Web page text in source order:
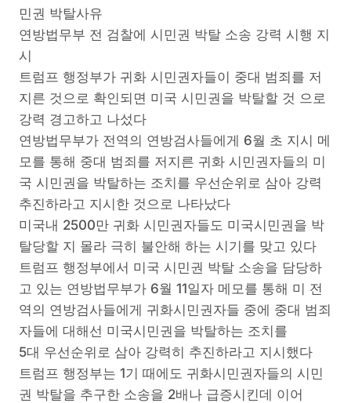
민권 박탈사유
연방법무부 전 검찰에 시민권 박탈 소송 강력 시행 지
시
트럼프 행정부가 귀화 시민권자들이 중대 범죄를 저
지른 것으로 확인되면 미국 시민권을 박탈할 것 으로
강력 경고하고 나섰다
연방법무부가 전역의 연방검사들에게 6월 초 지시 메
모를 통해 중대 범죄를 저지른 귀화 시민권자들의 미
국 시민권을 박탈하는 조치를 우선순위로 삼아 강력
추진하라고 지시한 것으로 나타났다
미국내 2500만 귀화 시민권자들도 미국시민권을 박
탈당할 지 몰라 극히 불안해 하는 시기를 맞고 있다
트럼프 행정부에서 미국 시민권 박탈 소송을 담당하
고 있는 연방법무부가 6월 11일자 메모를 통해 미 전
역의 연방검사들에게 귀화시민권자들 중에 중대 범죄
자들에 대해선 미국시민권을 박탈하는 조치를
5대 우선순위로 삼아 강력히 추진하라고 지시했다
트럼프 행정부는 1기 때에도 귀화시민권자들의 시민
권 박탈을 추구한 소송을 2배나 급증시킨데 이어